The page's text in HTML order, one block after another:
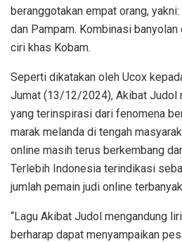
beranggotakan empat orang,
dan Pampam. Kombinasi
ciri khas Kobam.
Seperti dikatakan oleh Ucox
Jumat (13/12/2024), Akibat Judol
yang terinspirasi dari fenomena
marak melanda di tengah
online masih terus berkembang
Terlebih Indonesia terindikasi
jumlah pemain judi online
“Lagu Akibat Judol mengandung
berharap dapat menyampaikan